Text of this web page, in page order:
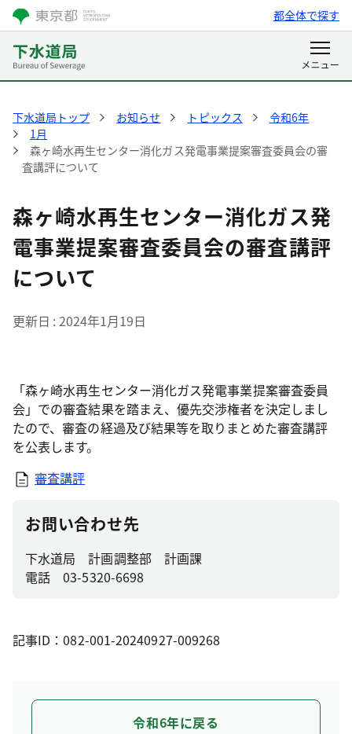
都全体で探す
下水道局トップ お知らせ トピックス
令和6年
1月
森ヶ崎水再生センター消化ガス発電事業提案審査委員会の審
査講評について
森ヶ崎水再生センター消化ガス発
電事業提案審査委員会の審査講評
について
更新日 2024年1月19日
「森ヶ崎水再生センター消化ガス発電事業提案審査委員
会」での審査結果を踏まえ、優先交渉権者を決定しまし
たので、審査の経過及び結果等を取りまとめた審査講評
を公表します。
審査講評
お問い合わせ先
下水道局 計画調整部 計画課
電話 03-5320-6698
記事ID：082-001-20240927-009268
令和6年に戻る